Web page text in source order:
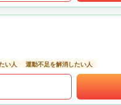
い人 運動不足を解消したい人